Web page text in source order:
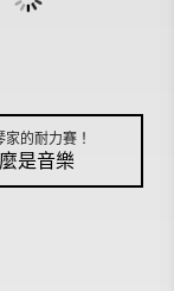
家的耐力賽！
是音樂